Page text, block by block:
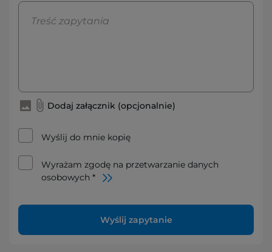
Dodaj załącznik (opcjonalnie)
Wyślij do mnie kopię
Wyrażam zgodę na przetwarzanie danych
osobowych *
Wyślij zapytanie